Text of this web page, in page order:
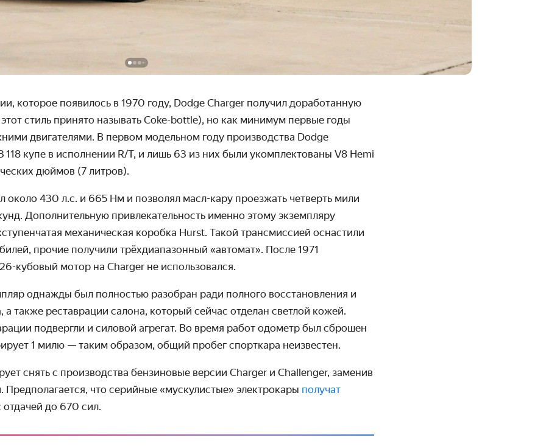
которое появилось в 1970 году, Dodge Charger получил доработанную
стиль принято называть Coke-bottle), но как минимум первые годы
двигателями. В первом модельном году производства Dodge
118 купе в исполнении R/T, и лишь 63 из них были укомплектованы V8 Hemi
дюймов (7 литров).
около 430 л.с. и 665 Нм и позволял масл-кару проезжать четверть мили
Дополнительную привлекательность именно этому экземпляру
механическая коробка Hurst. Такой трансмиссией оснастили
, прочие получили трёхдиапазонный «автомат». После 1971
кубовый мотор на Charger не использовался.
однажды был полностью разобран ради полного восстановления и
а также реставрации салона, который сейчас отделан светлой кожей.
подвергли и силовой агрегат. Во время работ одометр был сброшен
1 милю — таким образом, общий пробег спорткара неизвестен.
снять с производства бензиновые версии Charger и Challenger, заменив
Предполагается, что серийные «мускулистые» электрокары получат
до 670 сил.